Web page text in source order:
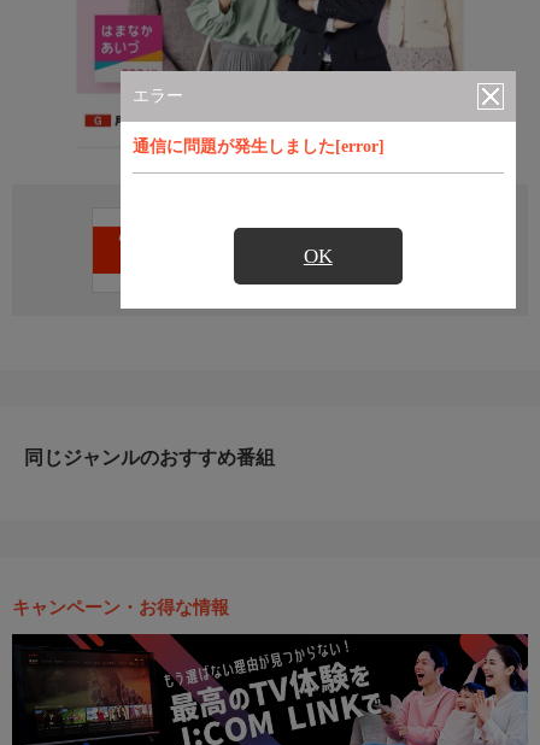
エラー
通信に問題が発生しました[error]
OK
直近の放送予定はありません
同じジャンルのおすすめ番組
キャンペーン・お得な情報